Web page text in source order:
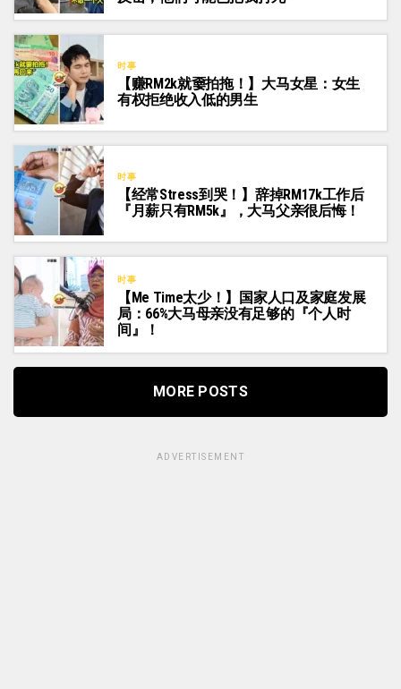
时事
【赚RM2k就嫑拍拖！】大马女星：女生
有权拒绝收入低的男生
时事
【经常Stress到哭！】辞掉RM17k工作后
『月薪只有RM5k』，大马父亲很后悔！
时事
【Me Time太少！】国家人口及家庭发展
局：66%大马母亲没有足够的『个人时
间』！
MORE POSTS
ADVERTISEMENT